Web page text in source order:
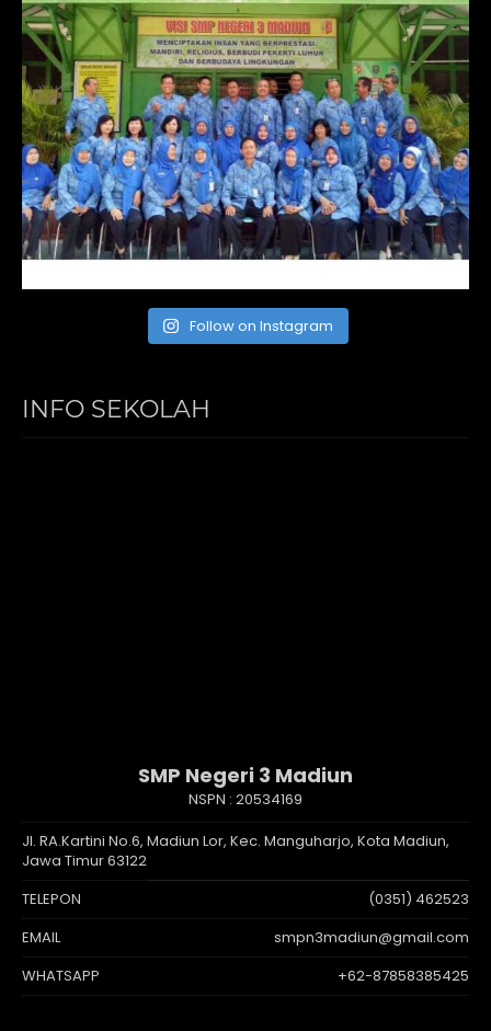
Follow on Instagram
INFO SEKOLAH
SMP Negeri 3 Madiun
NSPN : 20534169
Jl. RA.Kartini No.6, Madiun Lor, Kec. Manguharjo, Kota Madiun,
Jawa Timur 63122
TELEPON
(0351) 462523
EMAIL
smpn3madiun@gmail.com
WHATSAPP
+62-87858385425